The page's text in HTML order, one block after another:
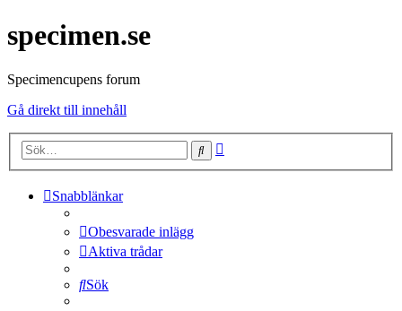
specimen.se
Specimencupens forum
Gå direkt till innehåll
Sök
Snabblänkar
Obesvarade inlägg
Aktiva trådar
Sök